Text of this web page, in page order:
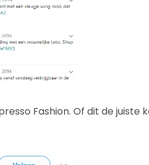
Fashion. Of dit de juiste